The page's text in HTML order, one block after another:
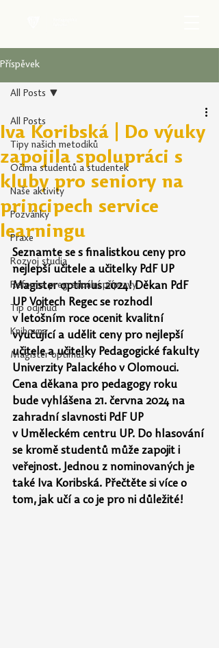
Příspěvek
All Posts
Tipy našich metodiků
Očima studentů a studentek
Naše aktivity
Pozvánky
Praxe
Rozvoj studia
Reforma pregraduální přípravy
Tip odjinud
Knihovna
Magister optimus
All Posts
Iva Koribská | Do výuky
zapojila spolupráci s
kluby pro seniory na
principech service
learningu
Seznamte se s finalistkou ceny pro
nejlepší učitele a učitelky PdF UP
Magister optimus 2024! Děkan PdF
UP Vojtech Regec se rozhodl
v letošním roce ocenit kvalitní
vyučující a udělit ceny pro nejlepší
učitele a učitelky Pedagogické fakulty
Univerzity Palackého v Olomouci.
Cena děkana pro pedagogy roku
bude vyhlášena 21. června 2024 na
zahradní slavnosti PdF UP
v Uměleckém centru UP. Do hlasování
se kromě studentů může zapojit i
veřejnost. Jednou z nominovaných je
také Iva Koribská. Přečtěte si více o
tom, jak učí a co je pro ni důležité!